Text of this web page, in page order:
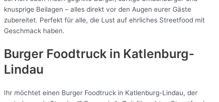
knusprige Beilagen – alles direkt vor den Augen eurer Gäste
zubereitet. Perfekt für alle, die Lust auf ehrliches Streetfood mit
Geschmack haben.
Burger Foodtruck in Katlenburg-
Lindau
Ihr möchtet einen Burger Foodtruck in Katlenburg-Lindau, der